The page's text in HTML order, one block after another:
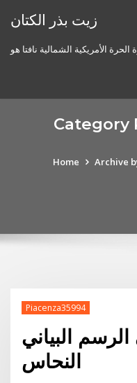
زيت بذر الكتان
Category
Home Archive
Piacenza35994
الرسم البياني
النحاس